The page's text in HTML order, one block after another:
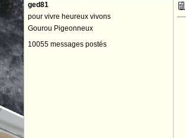
ged81
pour vivre heureux vivons
Gourou Pigeonneux
10055 messages postés